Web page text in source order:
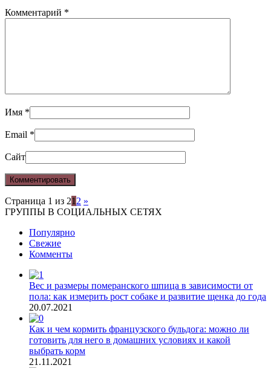
Комментарий *
Имя *
Email *
Сайт
Страница 1 из 21 2 »
ГРУППЫ В СОЦИАЛЬНЫХ СЕТЯХ
Популярно
Свежие
Комменты
Вес и размеры померанского шпица в зависимости от
пола: как измерить рост собаке и развитие щенка до года
20.07.2021
Как и чем кормить французского бульдога: можно ли
готовить для него в домашних условиях и какой
выбрать корм
21.11.2021